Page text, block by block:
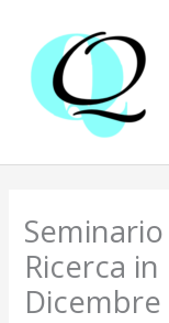
contenuto
Ricerca
Dicembre